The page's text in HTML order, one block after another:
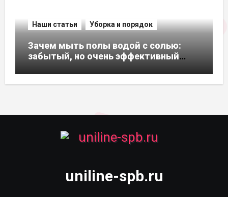
Наши статьи Уборка и порядок
Зачем мыть полы водой с солью:
забытый, но очень эффективный
uniline-spb.ru